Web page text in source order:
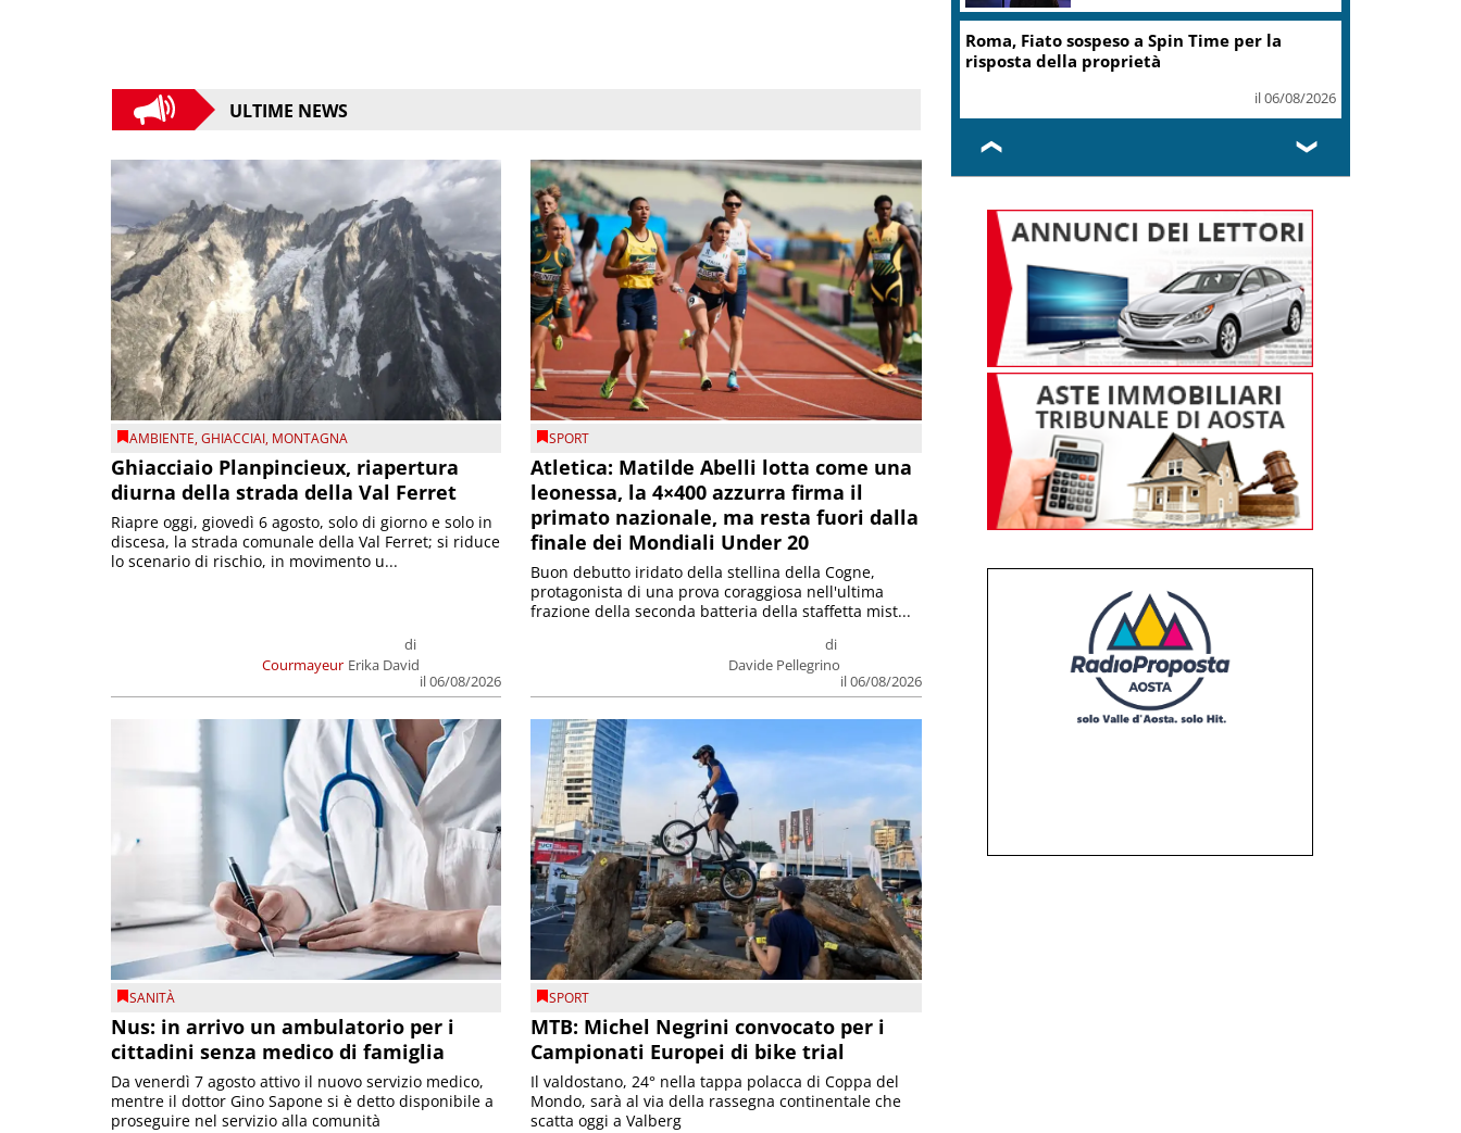
ULTIME NEWS
AMBIENTE,GHIACCIAI, MONTAGNA
Ghiacciaio Planpincieux, riapertura
diurna della strada della Val Ferret
Courmayeur
di
Erika David
il 06/08/2026
Riapre oggi, giovedì 6 agosto, solo di giorno e solo in
discesa, la strada comunale della Val Ferret; si riduce
lo scenario di rischio, in movimento u...
SPORT
Atletica: Matilde Abelli lotta come una
leonessa, la 4×400 azzurra firma il
primato nazionale, ma resta fuori dalla
finale dei Mondiali Under 20
di
Davide Pellegrino
il 06/08/2026
Buon debutto iridato della stellina della Cogne,
protagonista di una prova coraggiosa nell'ultima
frazione della seconda batteria della staffetta mist...
SANITÀ
Nus: in arrivo un ambulatorio per i
cittadini senza medico di famiglia
Da venerdì 7 agosto attivo il nuovo servizio medico,
mentre il dottor Gino Sapone si è detto disponibile a
proseguire nel servizio alla comunità
SPORT
MTB: Michel Negrini convocato per i
Campionati Europei di bike trial
Il valdostano, 24° nella tappa polacca di Coppa del
Mondo, sarà al via della rassegna continentale che
scatta oggi a Valberg
Guccini, Zucchero: “Stai
soltanto dormendo in fondo al
mio cuore”
il 06/08/2026
❮ ❯